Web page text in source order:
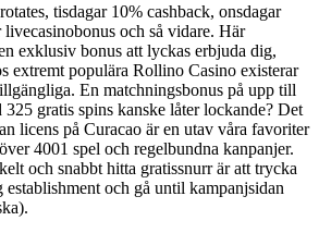
tisdagar 10% cashback, onsdagar
livecasinobonus och så vidare. Här
exklusiv bonus att lyckas erbjuda dig,
extremt populära Rollino Casino existerar
En matchningsbonus på upp till
gratis spins kanske låter lockande? Det
licens på Curacao är en utav våra favoriter
4001 spel och regelbundna kanpanjer.
och snabbt hitta gratissnurr är att trycka
och gå until kampanjsidan